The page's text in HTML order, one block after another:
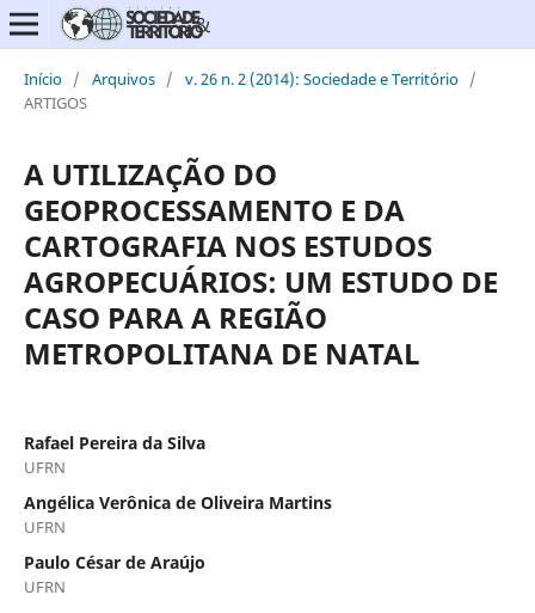
Início / Arquivos / v. 26 n. 2 (2014): Sociedade e Território /
ARTIGOS
A UTILIZAÇÃO DO
GEOPROCESSAMENTO E DA
CARTOGRAFIA NOS ESTUDOS
AGROPECUÁRIOS: UM ESTUDO DE
CASO PARA A REGIÃO
METROPOLITANA DE NATAL
Rafael Pereira da Silva
UFRN
Angélica Verônica de Oliveira Martins
UFRN
Paulo César de Araújo
UFRN